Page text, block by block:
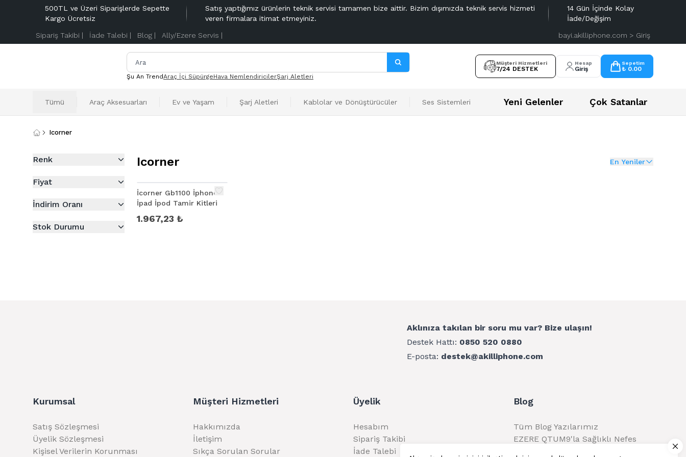
500TL ve Üzeri Siparişlerde Sepette
Kargo Ücretsiz
Satış yaptığımız ürünlerin teknik servisi tamamen bize aittir. Bizim dışımızda teknik servis hizmeti
veren firmalara itimat etmeyiniz.
14 Gün İçinde Kolay
İade/Değişim
Sipariş Takibi | İade Talebi | Blog | Ally/Ezere Servis | bayi.akilliphone.com > Giriş
Şu An TrendAraç İçi SüpürgeHava NemlendiricilerŞarj Aletleri
Müşteri Hizmetleri
7/24 DESTEK
Hesap
Giriş
Sepetim
₺ 0.00
Tümü Araç Aksesuarları Ev ve Yaşam Şarj Aletleri Kablolar ve Dönüştürücüler Ses Sistemleri Yeni Gelenler Çok Satanlar
Icorner
Renk
Fiyat
İndirim Oranı
Stok Durumu
Icorner En Yeniler
İcorner Gb1100 İphone
İpad İpod Tamir Kitleri
1.967,23 ₺
Aklınıza takılan bir soru mu var? Bize ulaşın!
Destek Hattı: 0850 520 0880
E-posta: destek@akilliphone.com
Kurumsal
Satış Sözleşmesi
Üyelik Sözleşmesi
Kişisel Verilerin Korunması
Müşteri Hizmetleri
Hakkımızda
İletişim
Sıkça Sorulan Sorular
Üyelik
Hesabım
Sipariş Takibi
İade Talebi
Blog
Tüm Blog Yazılarımız
EZERE QTUM9'la Sağlıklı Nefes